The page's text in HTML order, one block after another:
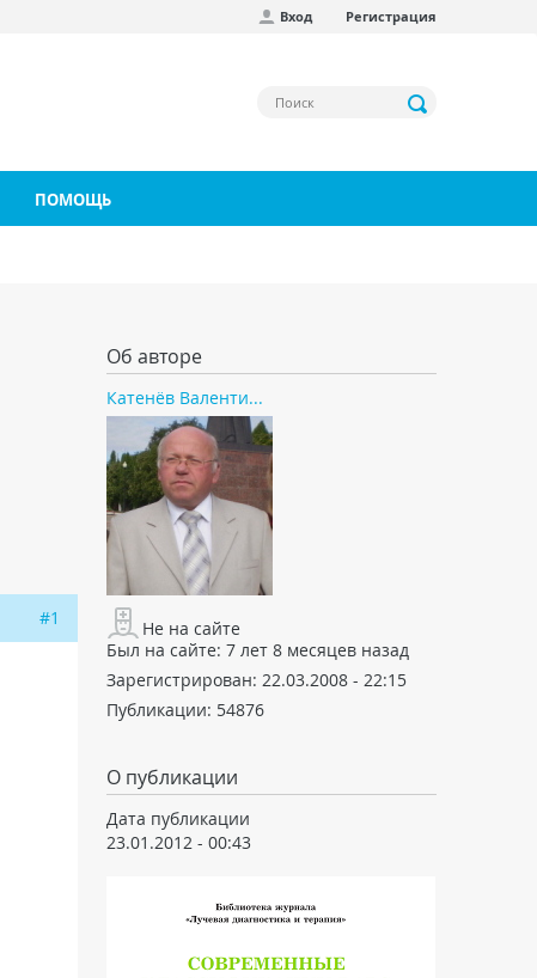
Вход Регистрация
ПОМОЩЬ
#1
Об авторе
Катенёв Валенти...
Не на сайте
Был на сайте: 7 лет 8 месяцев назад
Зарегистрирован: 22.03.2008 - 22:15
Публикации: 54876
О публикации
Дата публикации
23.01.2012 - 00:43